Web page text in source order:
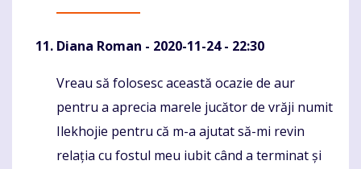
Diana Roman - 2020-11-24 - 22:30
Komentaras
Vreau să folosesc această ocazie de aur
pentru a aprecia marele jucător de vrăji numit
Ilekhojie pentru că m-a ajutat să-mi revin
relația cu fostul meu iubit când a terminat și